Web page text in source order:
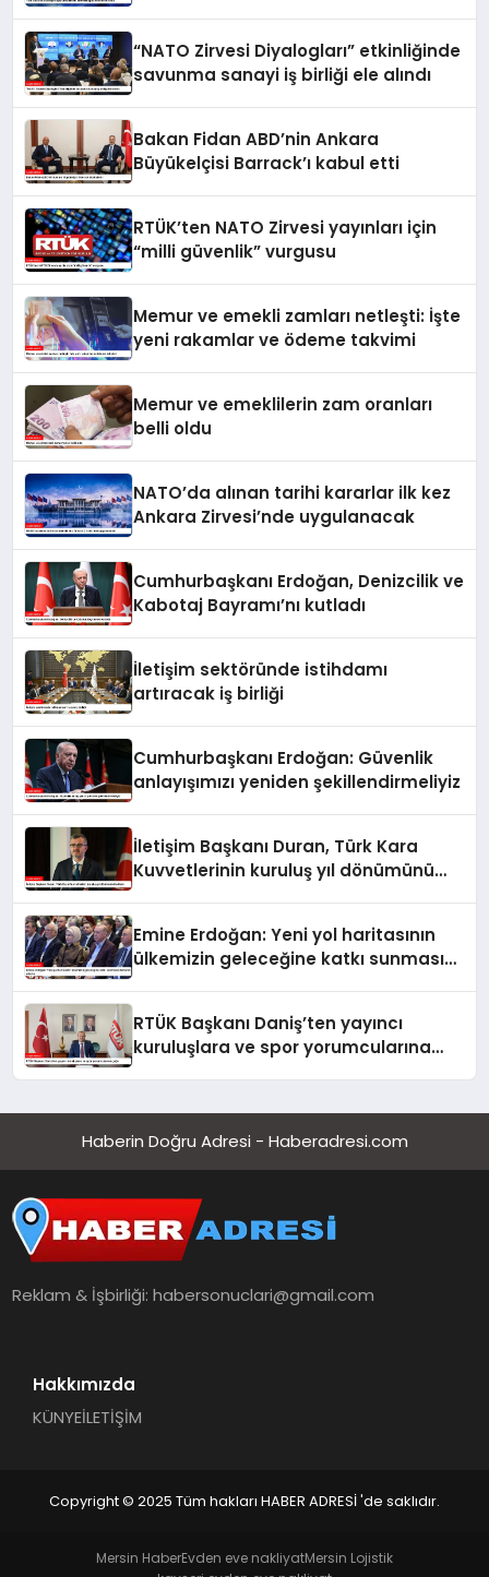
“NATO Zirvesi Diyalogları” etkinliğinde
savunma sanayi iş birliği ele alındı
Bakan Fidan ABD’nin Ankara
Büyükelçisi Barrack’ı kabul etti
RTÜK’ten NATO Zirvesi yayınları için
“milli güvenlik” vurgusu
Memur ve emekli zamları netleşti: İşte
yeni rakamlar ve ödeme takvimi
Memur ve emeklilerin zam oranları
belli oldu
NATO’da alınan tarihi kararlar ilk kez
Ankara Zirvesi’nde uygulanacak
Cumhurbaşkanı Erdoğan, Denizcilik ve
Kabotaj Bayramı’nı kutladı
İletişim sektöründe istihdamı
artıracak iş birliği
Cumhurbaşkanı Erdoğan: Güvenlik
anlayışımızı yeniden şekillendirmeliyiz
İletişim Başkanı Duran, Türk Kara
Kuvvetlerinin kuruluş yıl dönümünü
Emine Erdoğan: Yeni yol haritasının
ülkemizin geleceğine katkı sunmasını
RTÜK Başkanı Daniş’ten yayıncı
kuruluşlara ve spor yorumcularına
Haberin Doğru Adresi - Haberadresi.com
Reklam & İşbirliği:habersonuclari@gmail.com
Hakkımızda
KÜNYEİLETİŞİM
Copyright © 2025 Tüm hakları HABER ADRESİ 'de saklıdır.
Mersin HaberEvden eve nakliyatMersin Lojistik